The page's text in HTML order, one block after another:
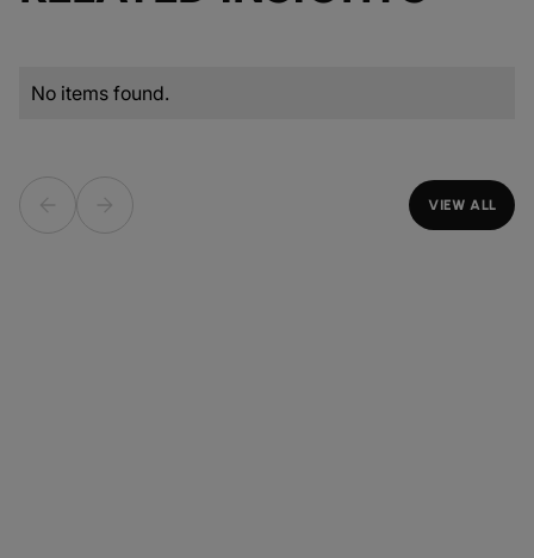
No items found.
VIEW ALL